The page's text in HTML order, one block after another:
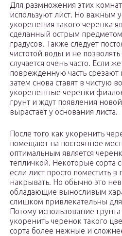
Для размножения этих
используют лист. Но важным
укоренения такого черенка
сделанный острым
градусов. Также следует
чистотой воды и не позволять
случается очень часто. Если
поврежденную часть срезают
затем снова ставят в чистую
укорененные черенки
грунт и ждут появления
вырастает у основания листа.
После того как укоренить
помещают на постоянное
оптимальным является
тепличкой. Некоторые сорта
если лист просто поместить
накрывать. Но обычно это
обладающие выносливым
слишком привлекательны
Потому использование
укоренить черенок такого
сорта более нежные и